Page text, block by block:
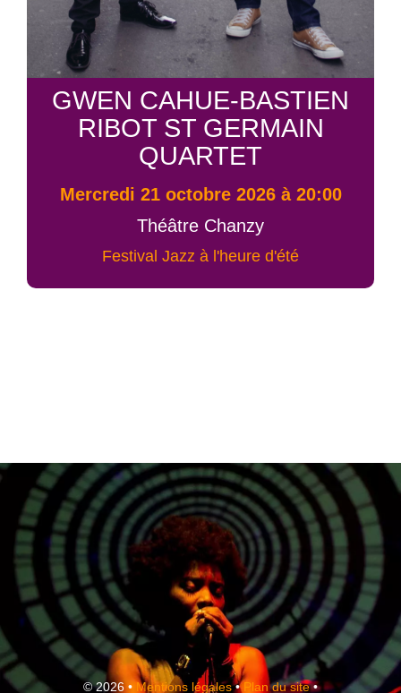
GWEN CAHUE-BASTIEN
RIBOT ST GERMAIN
QUARTET
mercredi 21 octobre 2026 à 20:00
Théâtre Chanzy
Festival Jazz à l'heure d'été
© 2026 • Mentions légales•Plan du site•